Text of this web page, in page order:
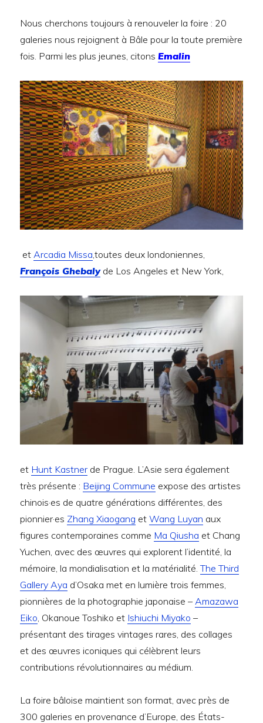
Nous cherchons toujours à renouveler la foire : 20
galeries nous rejoignent à Bâle pour la toute première
fois. Parmi les plus jeunes, citonsEmalin
et Arcadia Missa ,toutes deux londoniennes,
François Ghebalyde Los Angeles et New York,
et Hunt Kastner de Prague. L’Asie sera également
très présente : Beijing Commune expose des artistes
chinois·es de quatre générations différentes, des
pionnier·es Zhang Xiaogang etWang Luyan aux
figures contemporaines comme Ma Qiusha et Chang
Yuchen, avec des œuvres qui explorent l’identité, la
mémoire, la mondialisation et la matérialité.The Third
Gallery Aya d’Osaka met en lumière trois femmes,
pionnières de la photographie japonaise – Amazawa
Eiko , Okanoue Toshiko et Ishiuchi Miyako –
présentant des tirages vintages rares, des collages
et des œuvres iconiques qui célèbrent leurs
contributions révolutionnaires au médium.
La foire bâloise maintient son format, avec près de
300 galeries en provenance d’Europe, des États-